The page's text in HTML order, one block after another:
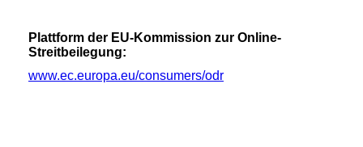
Plattform der EU-Kommission zur Online-
Streitbeilegung:
www.ec.europa.eu/consumers/odr